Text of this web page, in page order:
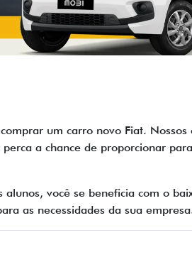
um carro novo Fiat.
a chance de proporcionar
você se beneficia com o
as necessidades da sua